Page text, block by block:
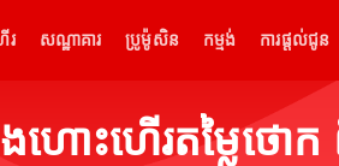
រ សណ្ឋាគារ ប្រូម៉ូសិន កម្មង់ ការផ្តល់ជូន
ងហោះហើរតម្លៃថ